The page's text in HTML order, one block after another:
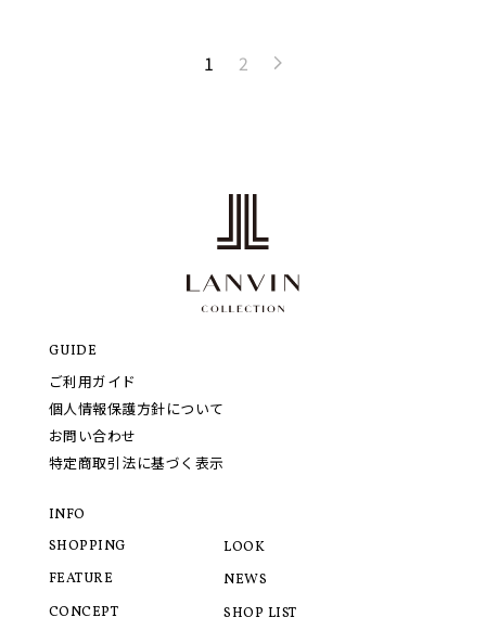
1 2
GUIDE
ご利用ガイド
個人情報保護方針について
お問い合わせ
特定商取引法に基づく表示
INFO
SHOPPING
FEATURE
CONCEPT
LOOK
NEWS
SHOP LIST